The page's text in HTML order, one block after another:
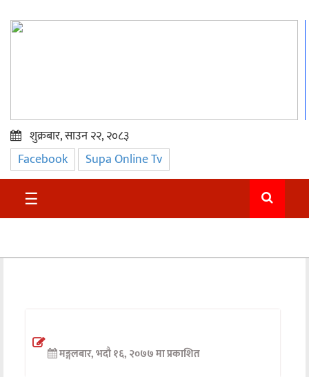
प्रमुख
समाचार
सुदुर
अन्तर्वार्ता
शुक्रबार, साउन २२, २०८३
Facebook Supa Online Tv
☰
मङ्गलबार, भदौ १६, २०७७ मा प्रकाशित